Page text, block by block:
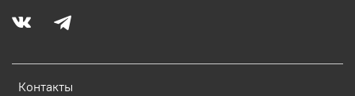
Контакты